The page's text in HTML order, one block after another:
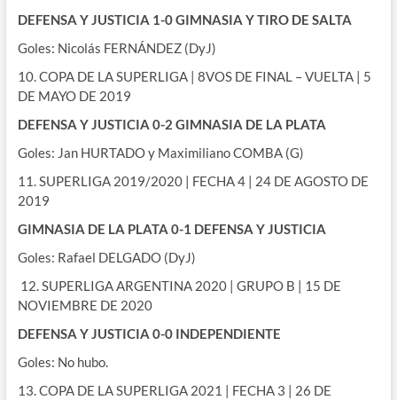
DEFENSA Y JUSTICIA 1-0 GIMNASIA Y TIRO DE SALTA
Goles: Nicolás FERNÁNDEZ (DyJ)
10. COPA DE LA SUPERLIGA | 8VOS DE FINAL – VUELTA | 5
DE MAYO DE 2019
DEFENSA Y JUSTICIA 0-2 GIMNASIA DE LA PLATA
Goles: Jan HURTADO y Maximiliano COMBA (G)
11. SUPERLIGA 2019/2020 | FECHA 4 | 24 DE AGOSTO DE
2019
GIMNASIA DE LA PLATA 0-1 DEFENSA Y JUSTICIA
Goles: Rafael DELGADO (DyJ)
12. SUPERLIGA ARGENTINA 2020 | GRUPO B | 15 DE
NOVIEMBRE DE 2020
DEFENSA Y JUSTICIA 0-0 INDEPENDIENTE
Goles: No hubo.
13. COPA DE LA SUPERLIGA 2021 | FECHA 3 | 26 DE